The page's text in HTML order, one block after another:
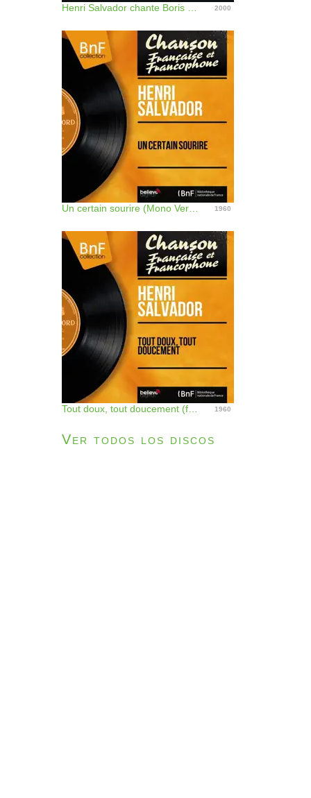
2000
1960
1960
Ver todos los discos